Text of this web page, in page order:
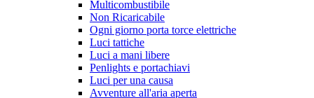
Multicombustibile
Non Ricaricabile
Ogni giorno porta torce elettriche
Luci tattiche
Luci a mani libere
Penlights e portachiavi
Luci per una causa
Avventure all'aria aperta